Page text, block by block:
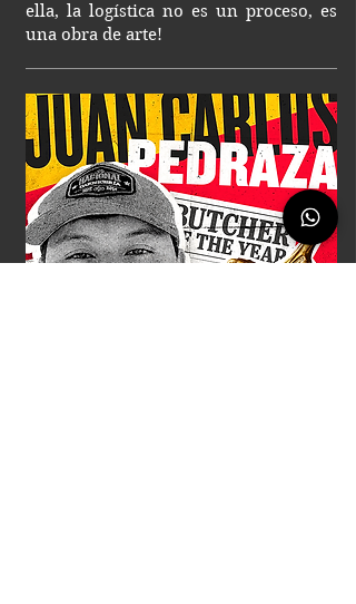
ella, la logística no es un proceso, es
una obra de arte!